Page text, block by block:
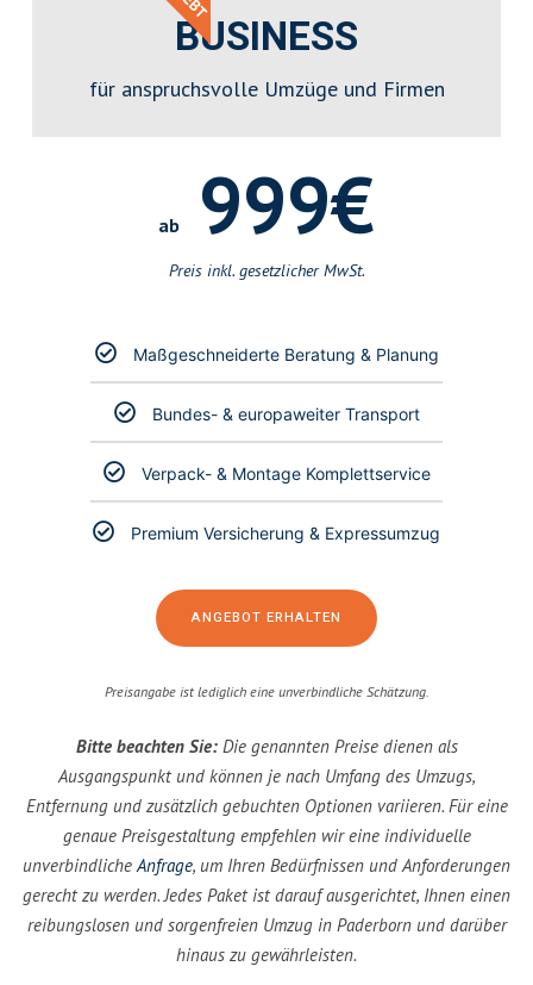
BUSINESS
für anspruchsvolle Umzüge und Firmen
ab 999€
Preis inkl. gesetzlicher MwSt.
Maßgeschneiderte Beratung & Planung
Bundes- & europaweiter Transport
Verpack- & Montage Komplettservice
Premium Versicherung & Expressumzug
ANGEBOT ERHALTEN
Preisangabe ist lediglich eine unverbindliche Schätzung.
Bitte beachten Sie:Die genannten Preise dienen als
Ausgangspunkt und können je nach Umfang des Umzugs,
Entfernung und zusätzlich gebuchten Optionen variieren. Für eine
genaue Preisgestaltung empfehlen wir eine individuelle
unverbindlicheAnfrage, um Ihren Bedürfnissen und Anforderungen
gerecht zu werden. Jedes Paket ist darauf ausgerichtet, Ihnen einen
reibungslosen und sorgenfreien Umzug in Paderborn und darüber
hinaus zu gewährleisten.